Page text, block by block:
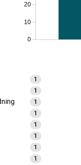
0
10
20
1
1
1
1
1
1
1
1